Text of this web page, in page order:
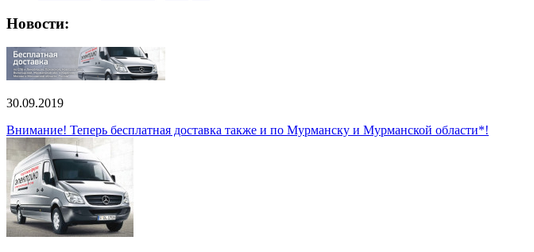
Новости:
30.09.2019
Внимание! Теперь бесплатная доставка также и по Мурманску и Мурманской области*!